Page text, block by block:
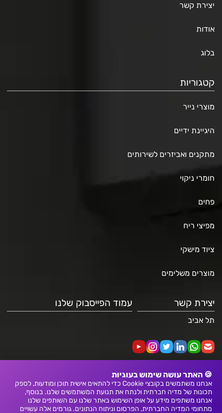
🍪 האתר עושה שימוש בעוגיות
אנחנו משתמשים בקובצי Cookie כדי להתאים אישית תוכן ומודעות, לספק
תכונות של מדיה חברתית ולנתח את תנועת המשתמשים שלנו. בנוסף,
אנחנו משתפים מידע על אופן השימוש באתר שלנו עם השותפים שלנו
מתחומי המדיה החברתית, הפרסום וניתוח הנתונים. גורמים אלה עשויים
יצירת קשר
אודות
בלוג
קטגוריות
מוצרי נייר
היגיינת ידיים
מתקנים ואביזרים לשירותים
חומרי ניקוי
פחים
מפיצי ריח
ציוד מישקי
מוצרים משלימים
יצירת קשר
תל אביב
עמוד הפייסבוק שלנו